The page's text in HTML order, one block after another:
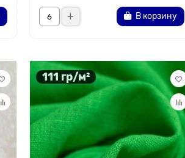
В корзину
111 гр/м²